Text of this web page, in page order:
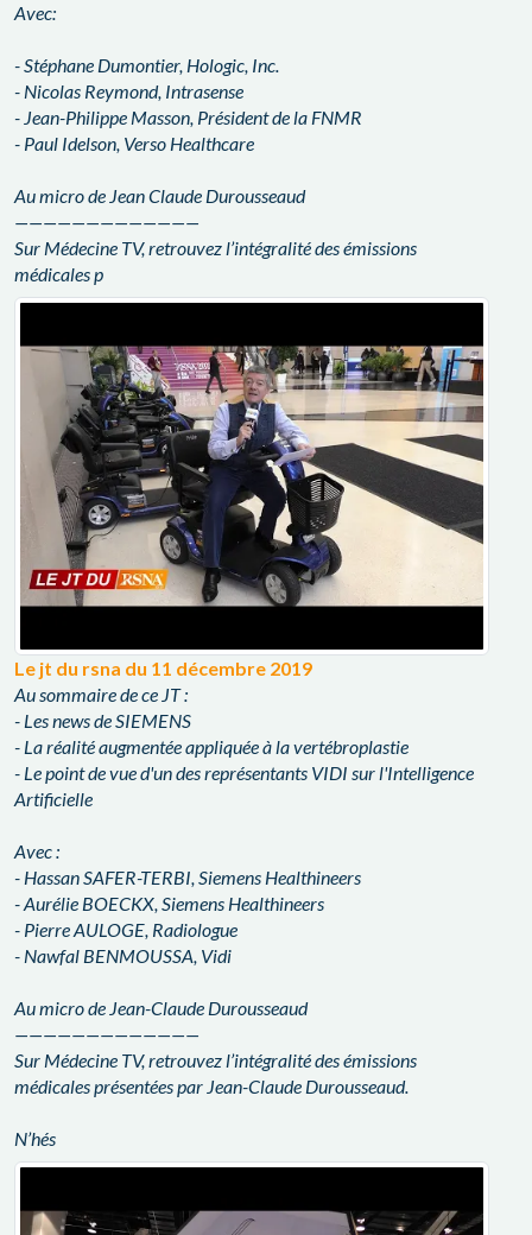
Avec:
- Stéphane Dumontier, Hologic, Inc.
- Nicolas Reymond, Intrasense
- Jean-Philippe Masson, Président de la FNMR
- Paul Idelson, Verso Healthcare
Au micro de Jean Claude Durousseaud
—————————————
Sur Médecine TV, retrouvez l’intégralité des émissions
médicales p
Le jt du rsna du 11 décembre 2019
Au sommaire de ce JT :
- Les news de SIEMENS
- La réalité augmentée appliquée à la vertébroplastie
- Le point de vue d'un des représentants VIDI sur l'Intelligence
Artificielle
Avec :
- Hassan SAFER-TERBI, Siemens Healthineers
- Aurélie BOECKX, Siemens Healthineers
- Pierre AULOGE, Radiologue
- Nawfal BENMOUSSA, Vidi
Au micro de Jean-Claude Durousseaud
—————————————
Sur Médecine TV, retrouvez l’intégralité des émissions
médicales présentées par Jean-Claude Durousseaud.
N’hés